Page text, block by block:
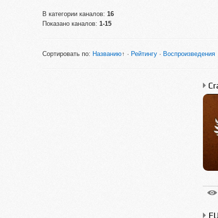
В категории каналов: 16
Показано каналов: 1-15
Сортировать по: Названию↑ · Рейтингу · Воспроизведения